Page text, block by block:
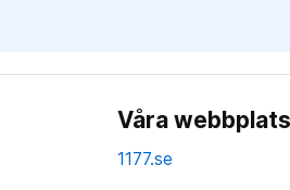
Våra
1177.se